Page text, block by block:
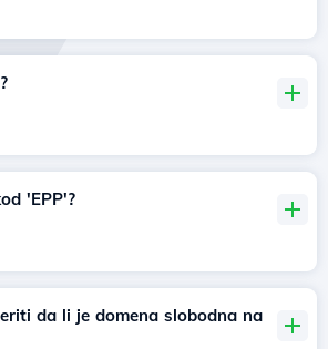
'EPP'?
da li je domena slobodna na